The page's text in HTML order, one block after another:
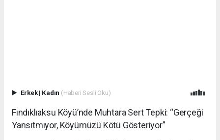
Erkek| Kadın (Haberi Sesli Oku)
Fındıklıaksu Köyü’nde Muhtara Sert Tepki: “Gerçeği
Yansıtmıyor, Köyümüzü Kötü Gösteriyor”